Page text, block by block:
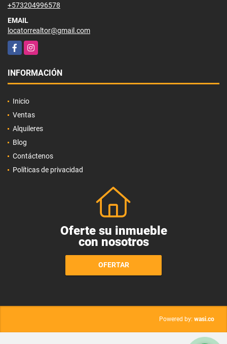
+573204996578
EMAIL
locatorrealtor@gmail.com
FacebookInstagram
INFORMACIÓN
Inicio
Ventas
Alquileres
Blog
Contáctenos
Políticas de privacidad
Oferte su inmueble
con nosotros
OFERTAR
Powered by: wasi.co